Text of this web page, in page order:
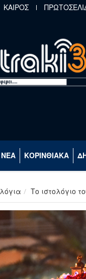
περιεχόμενο
ΚΑΙΡΟΣ
ΝΕΑ ΚΟΡΙΝΘΙΑΚΑ
Το ιστολόγιο